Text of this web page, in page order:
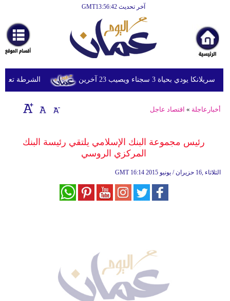
آخر تحديث GMT13:56:42
أخبارعاجلة
رياضة
ثقافة
إقتصاد
وموسيقى
الشرطة تعتقل بحياة 3 سجناء ويصيب 23 آخرين
أخبارعاجلة » اقتصاد عاجل
رئيس مجموعة البنك الإسلامي يلتقي رئيسة البنك
المركزي الروسي
GMT 16:14 2015 الثلاثاء ,16 حزيران / يونيو